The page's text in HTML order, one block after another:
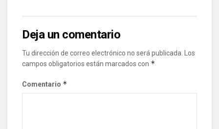
Deja un comentario
Tu dirección de correo electrónico no será publicada.
Los
campos obligatorios están marcados con *
Comentario *